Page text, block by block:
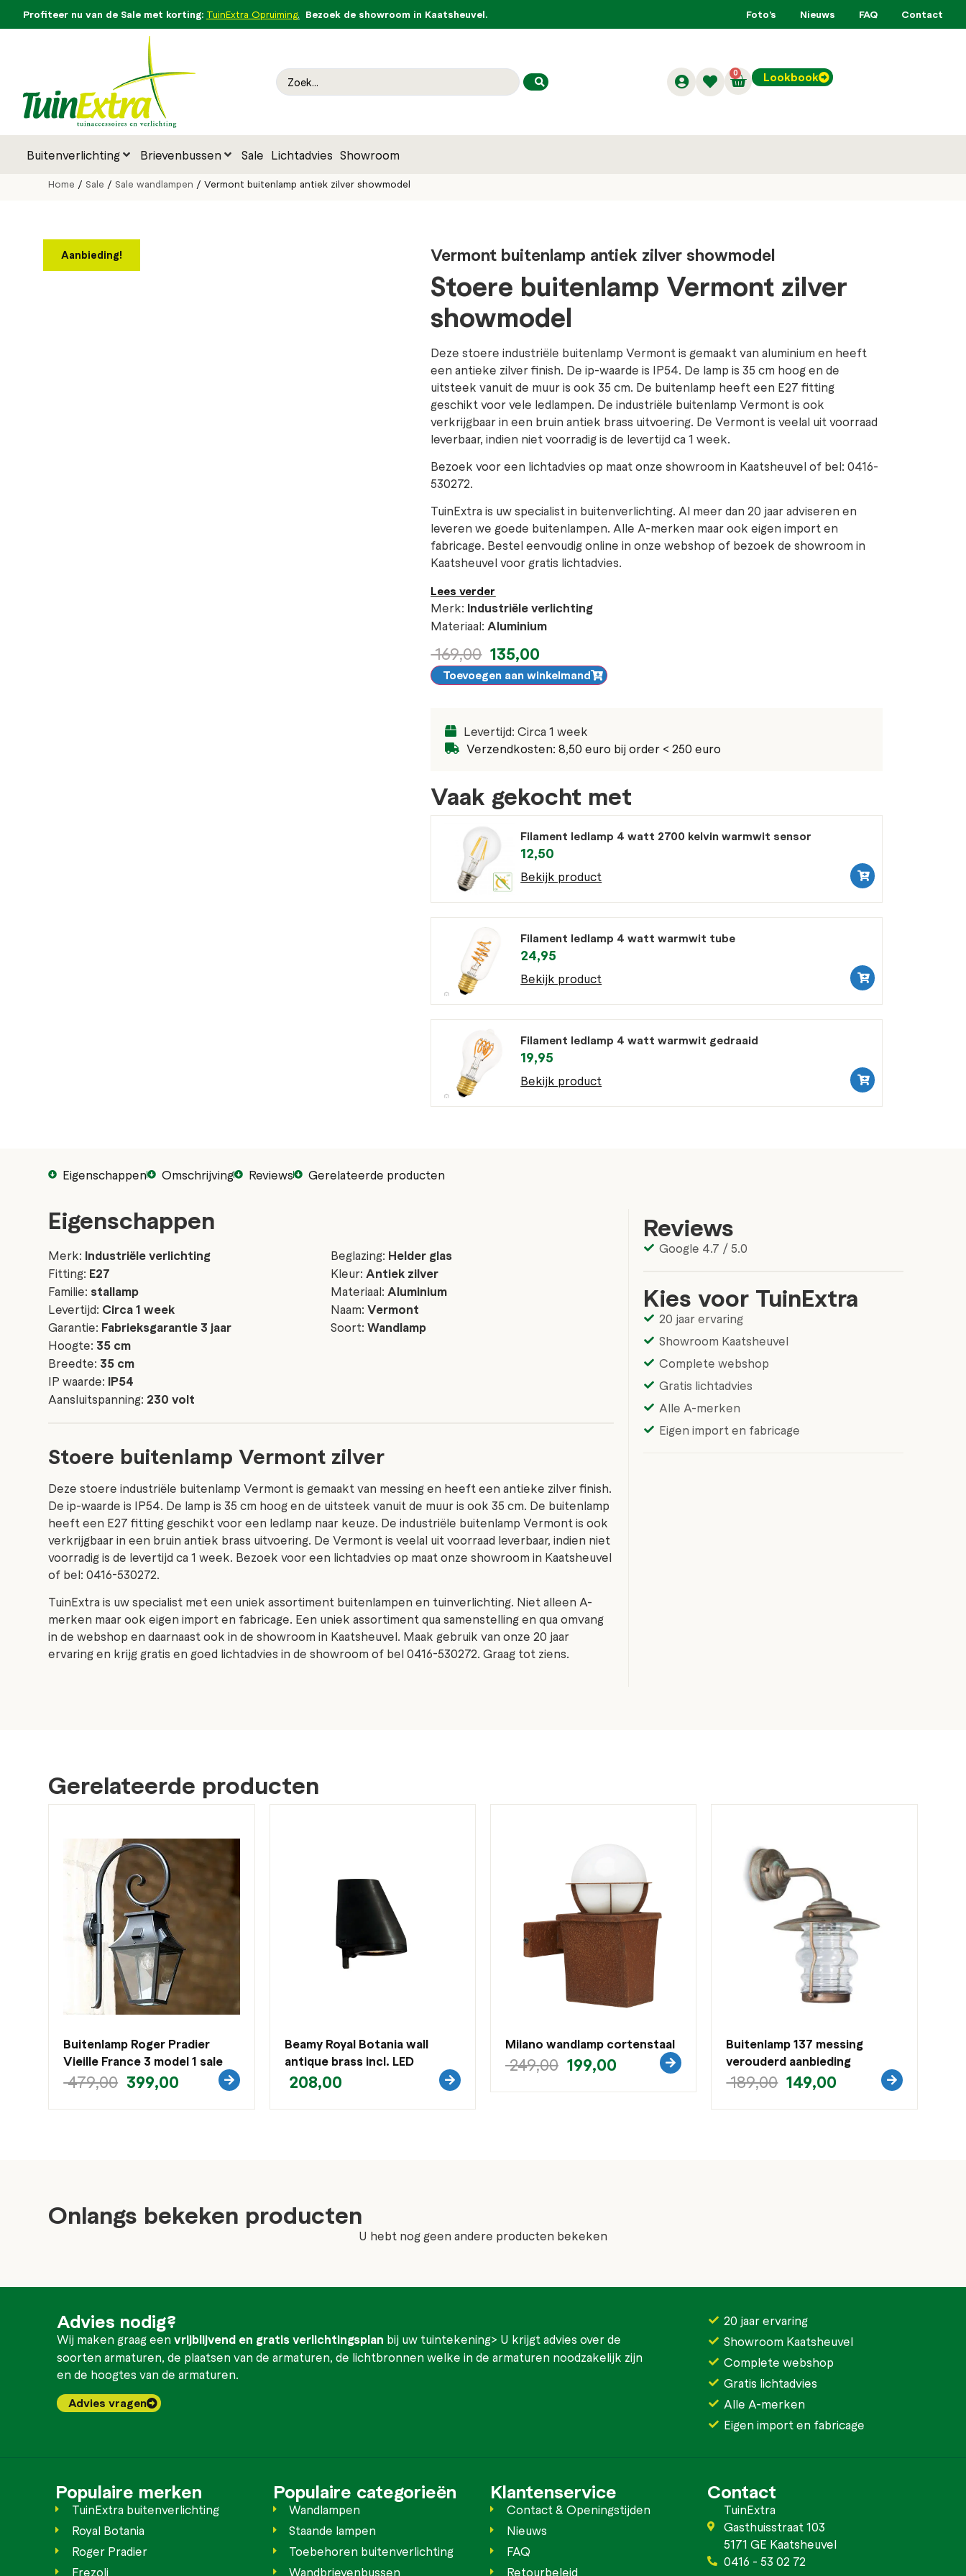
Profiteer nu van de Sale met korting: TuinExtra Opruiming. Bezoek de showroom in Kaatsheuvel. Foto’s Nieuws FAQ Contact
0 Lookbook
Buitenverlichting Brievenbussen Sale Lichtadvies Showroom
Home / Sale / Sale wandlampen / Vermont buitenlamp antiek zilver showmodel
Aanbieding! Vermont buitenlamp antiek zilver showmodel
Stoere buitenlamp Vermont zilver
showmodel
Deze stoere industriële buitenlamp Vermont is gemaakt van aluminium en heeft
een antieke zilver finish. De ip-waarde is IP54. De lamp is 35 cm hoog en de
uitsteek vanuit de muur is ook 35 cm. De buitenlamp heeft een E27 fitting
geschikt voor vele ledlampen. De industriële buitenlamp Vermont is ook
verkrijgbaar in een bruin antiek brass uitvoering. De Vermont is veelal uit voorraad
leverbaar, indien niet voorradig is de levertijd ca 1 week.
Bezoek voor een lichtadvies op maat onze showroom in Kaatsheuvel of bel: 0416-
530272.
TuinExtra is uw specialist in buitenverlichting. Al meer dan 20 jaar adviseren en
leveren we goede buitenlampen. Alle A-merken maar ook eigen import en
fabricage. Bestel eenvoudig online in onze webshop of bezoek de showroom in
Kaatsheuvel voor gratis lichtadvies.
Lees verder
Merk: Industriële verlichting
Materiaal: Aluminium
169,00 135,00
Toevoegen aan winkelmand
Levertijd: Circa 1 week
Verzendkosten: 8,50 euro bij order < 250 euro
Vaak gekocht met
Filament ledlamp 4 watt 2700 kelvin warmwit sensor
12,50
Bekijk product
Filament ledlamp 4 watt warmwit tube
24,95
Bekijk product
Filament ledlamp 4 watt warmwit gedraaid
19,95
Bekijk product
Eigenschappen Omschrijving Reviews Gerelateerde producten
Eigenschappen
Merk: Industriële verlichting
Fitting: E27
Familie: stallamp
Levertijd: Circa 1 week
Garantie: Fabrieksgarantie 3 jaar
Hoogte: 35 cm
Breedte: 35 cm
IP waarde: IP54
Aansluitspanning: 230 volt
Beglazing: Helder glas
Kleur:Antiek zilver
Materiaal:Aluminium
Naam:Vermont
Soort:Wandlamp
Stoere buitenlamp Vermont zilver
Deze stoere industriële buitenlamp Vermont is gemaakt van messing en heeft een antieke zilver finish.
De ip-waarde is IP54. De lamp is 35 cm hoog en de uitsteek vanuit de muur is ook 35 cm. De buitenlamp
heeft een E27 fitting geschikt voor een ledlamp naar keuze. De industriële buitenlamp Vermont is ook
verkrijgbaar in een bruin antiek brass uitvoering. De Vermont is veelal uit voorraad leverbaar, indien niet
voorradig is de levertijd ca 1 week. Bezoek voor een lichtadvies op maat onze showroom in Kaatsheuvel
of bel: 0416-530272.
TuinExtra is uw specialist met een uniek assortiment buitenlampen en tuinverlichting. Niet alleen A-
merken maar ook eigen import en fabricage. Een uniek assortiment qua samenstelling en qua omvang
in de webshop en daarnaast ook in de showroom in Kaatsheuvel. Maak gebruik van onze 20 jaar
ervaring en krijg gratis en goed lichtadvies in de showroom of bel 0416-530272. Graag tot ziens.
Reviews
Google 4.7 / 5.0
Kies voor TuinExtra
20 jaar ervaring
Showroom Kaatsheuvel
Complete webshop
Gratis lichtadvies
Alle A-merken
Eigen import en fabricage
Gerelateerde producten
Buitenlamp Roger Pradier
Vieille France 3 model 1 sale
479,00 399,00
Beamy Royal Botania wall
antique brass incl. LED
208,00
Milano wandlamp cortenstaal
249,00 199,00
Buitenlamp 137 messing
verouderd aanbieding
189,00 149,00
Onlangs bekeken producten
U hebt nog geen andere producten bekeken
Advies nodig?
Wij maken graag eenvrijblijvend en gratis verlichtingsplan bij uw tuintekening> U krijgt advies over de
soorten armaturen, de plaatsen van de armaturen, de lichtbronnen welke in de armaturen noodzakelijk zijn
en de hoogtes van de armaturen.
Advies vragen
20 jaar ervaring
Showroom Kaatsheuvel
Complete webshop
Gratis lichtadvies
Alle A-merken
Eigen import en fabricage
Populaire merken
TuinExtra buitenverlichting
Royal Botania
Roger Pradier
Frezoli
Populaire categorieën
Wandlampen
Staande lampen
Toebehoren buitenverlichting
Wandbrievenbussen
Klantenservice
Contact & Openingstijden
Nieuws
FAQ
Retourbeleid
Contact
TuinExtra
Gasthuisstraat 103
5171 GE Kaatsheuvel
0416 - 53 02 72